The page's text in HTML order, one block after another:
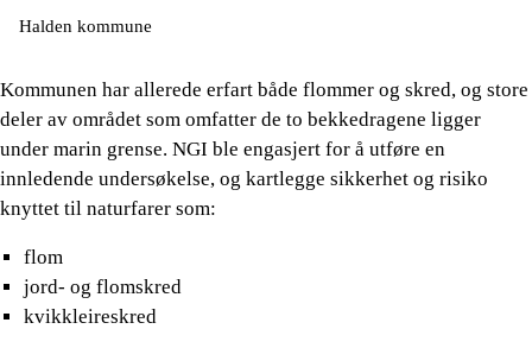
Halden kommune
Kommunen har allerede erfart både flommer og skred, og store
deler av området som omfatter de to bekkedragene ligger
under marin grense. NGI ble engasjert for å utføre en
innledende undersøkelse, og kartlegge sikkerhet og risiko
knyttet til naturfarer som:
flom
jord- og flomskred
kvikkleireskred